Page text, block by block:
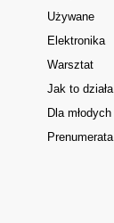
Używane
Elektronika
Warsztat
Jak to działa
Dla młodych
Prenumerata